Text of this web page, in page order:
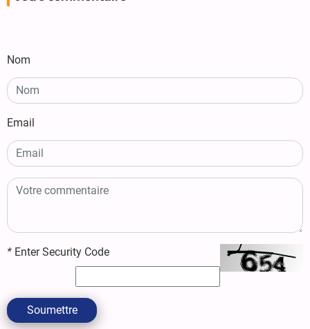
Nom
Email
* Enter Security Code
Soumettre